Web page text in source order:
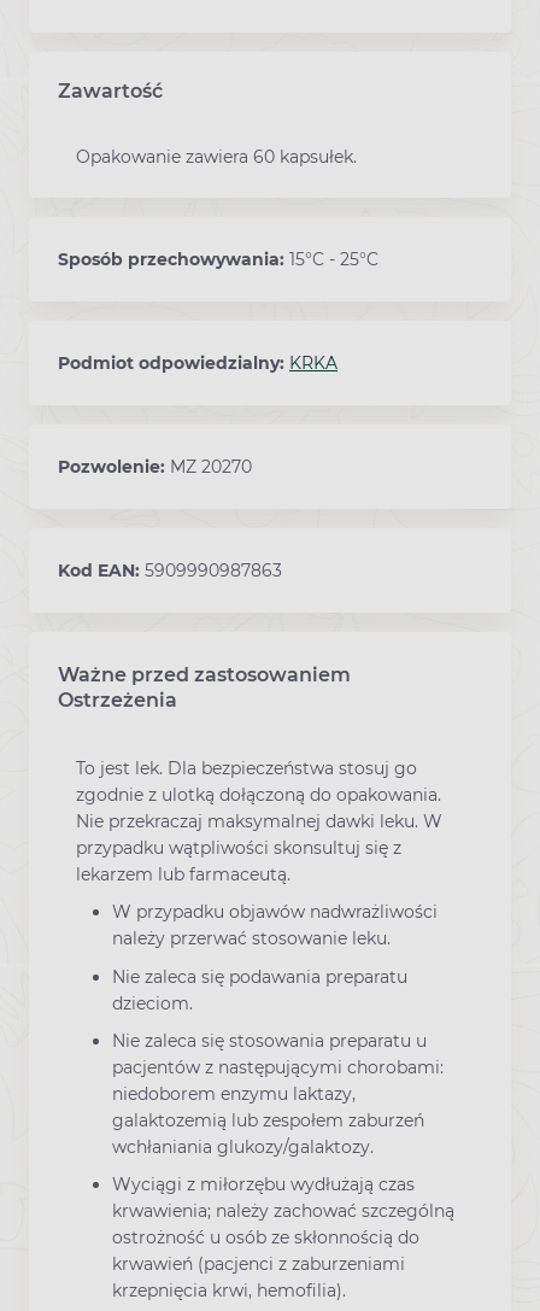
Zawartość
Opakowanie zawiera 60 kapsułek.
Sposób przechowywania: 15°C - 25°C
Podmiot odpowiedzialny: KRKA
Pozwolenie: MZ 20270
Kod EAN: 5909990987863
Ważne przed zastosowaniem
Ostrzeżenia
To jest lek. Dla bezpieczeństwa stosuj go
zgodnie z ulotką dołączoną do opakowania.
Nie przekraczaj maksymalnej dawki leku. W
przypadku wątpliwości skonsultuj się z
lekarzem lub farmaceutą.
W przypadku objawów nadwrażliwości
należy przerwać stosowanie leku.
Nie zaleca się podawania preparatu
dzieciom.
Nie zaleca się stosowania preparatu u
pacjentów z następującymi chorobami:
niedoborem enzymu laktazy,
galaktozemią lub zespołem zaburzeń
wchłaniania glukozy/galaktozy.
Wyciągi z miłorzębu wydłużają czas
krwawienia; należy zachować szczególną
ostrożność u osób ze skłonnością do
krwawień (pacjenci z zaburzeniami
krzepnięcia krwi, hemofilia).